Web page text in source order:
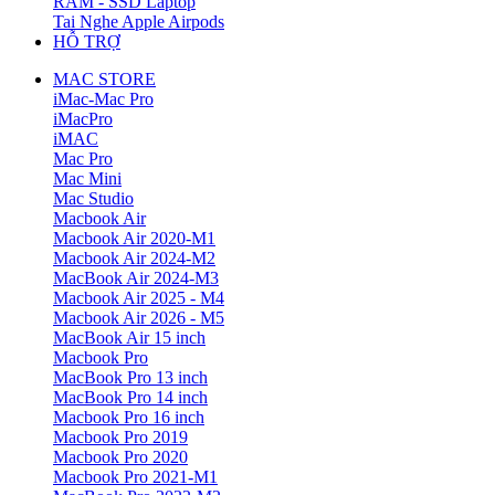
Tai Nghe Apple Airpods
HỖ TRỢ
MAC STORE
iMac-Mac Pro
iMacPro
iMAC
Mac Pro
Mac Mini
Mac Studio
Macbook Air
Macbook Air 2020-M1
Macbook Air 2024-M2
MacBook Air 2024-M3
Macbook Air 2025 - M4
Macbook Air 2026 - M5
MacBook Air 15 inch
Macbook Pro
MacBook Pro 13 inch
MacBook Pro 14 inch
Macbook Pro 16 inch
Macbook Pro 2019
Macbook Pro 2020
Macbook Pro 2021-M1